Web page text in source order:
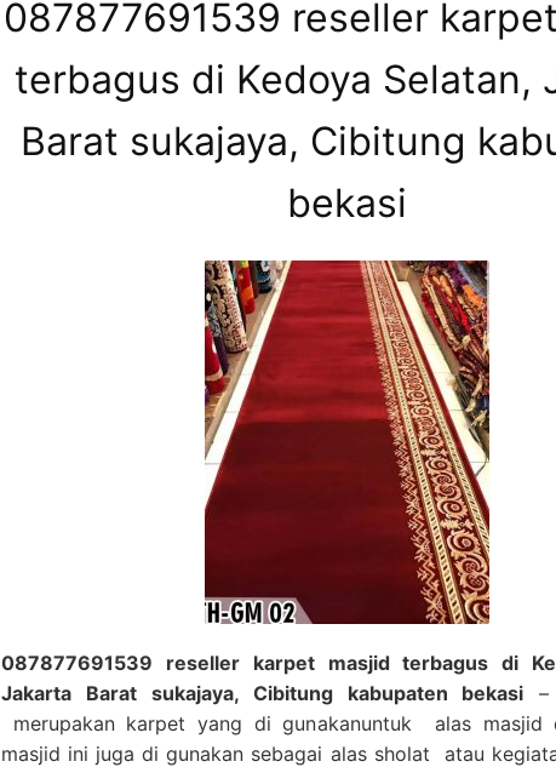
087877691539 reseller
terbagus di Kedoya Selatan,
Barat sukajaya, Cibitung
bekasi
087877691539 reseller karpet masjid terbagus di
Jakarta Barat sukajaya, Cibitung kabupaten bekasi –
merupakan karpet yang di gunakanuntuk alas masjid
masjid ini juga di gunakan sebagai alas sholat atau